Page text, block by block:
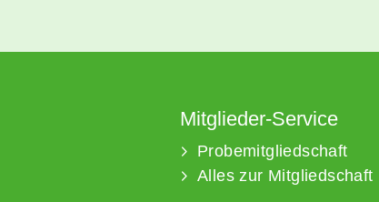
Mitglieder-Service
Probemitgliedschaft
Alles zur Mitgliedschaft